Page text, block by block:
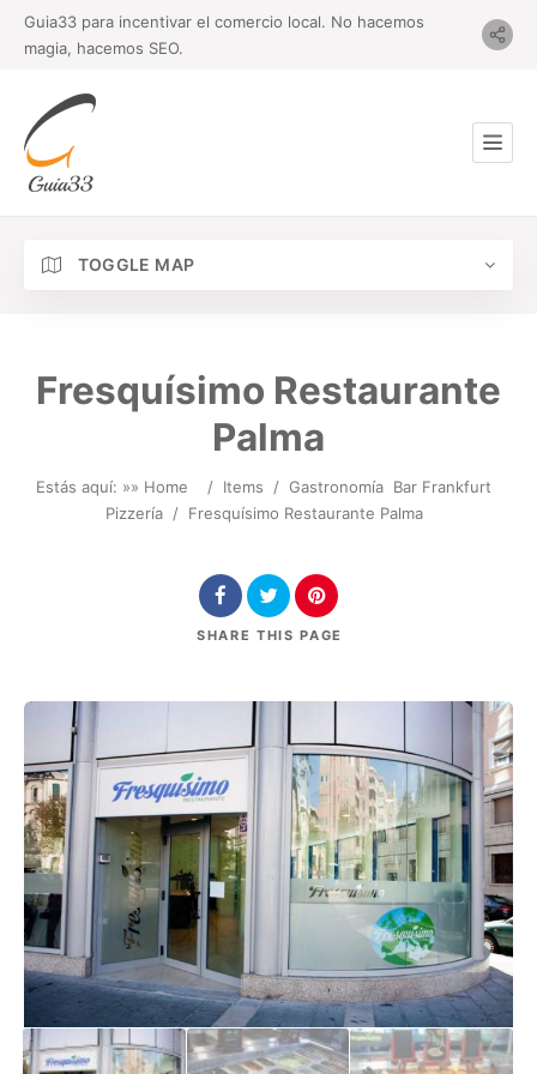
Guia33 para incentivar el comercio local. No hacemos
magia, hacemos SEO.
TOGGLE MAP
Fresquísimo Restaurante
Palma
Estás aquí: »» Home / Items / Gastronomía Bar Frankfurt
Pizzería / Fresquísimo Restaurante Palma
SHARE THIS PAGE